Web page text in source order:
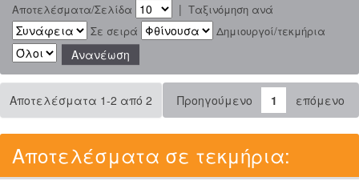
Αποτελέσματα/Σελίδα | Ταξινόμηση ανά
Σε σειρά
Δημιουργοί/τεκμήρια
Αποτελέσματα 1-2 από 2 Προηγούμενο 1 επόμενο
Αποτελέσματα σε τεκμήρια: